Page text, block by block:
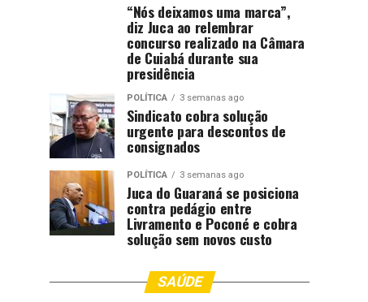
“Nós deixamos uma marca”,
diz Juca ao relembrar
concurso realizado na Câmara
de Cuiabá durante sua
presidência
POLÍTICA 3 semanas ago
Sindicato cobra solução
urgente para descontos de
consignados
POLÍTICA 3 semanas ago
Juca do Guaraná se posiciona
contra pedágio entre
Livramento e Poconé e cobra
solução sem novos custo
SAÚDE